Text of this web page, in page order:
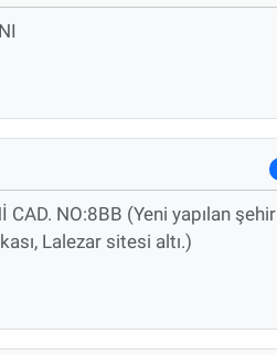
CAD. NO:8BB (Yeni yapılan şehir
Lalezar sitesi altı.)